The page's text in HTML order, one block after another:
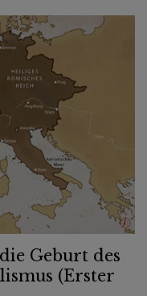
Geburt des
(Erster